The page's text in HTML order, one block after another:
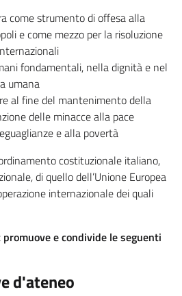
come strumento di offesa alla
e come mezzo per la risoluzione
fondamentali, nella dignità e nel
umana
al fine del mantenimento della
delle minacce alla pace
e alla povertà
costituzionale italiano,
di quello dell’Unione Europea
internazionale dei quali
e condivide le seguenti
d'ateneo